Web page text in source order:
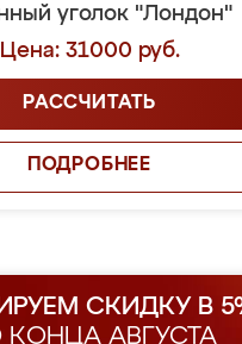
уголок "Лондон"
Цена: 31000 руб.
РАССЧИТАТЬ
ПОДРОБНЕЕ
СКИДКУ В
КОНЦА АВГУСТА